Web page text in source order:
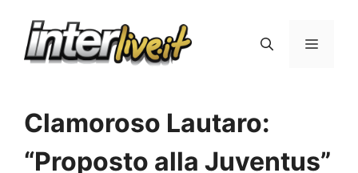
Menu
Clamoroso Lautaro:
“Proposto alla Juventus”